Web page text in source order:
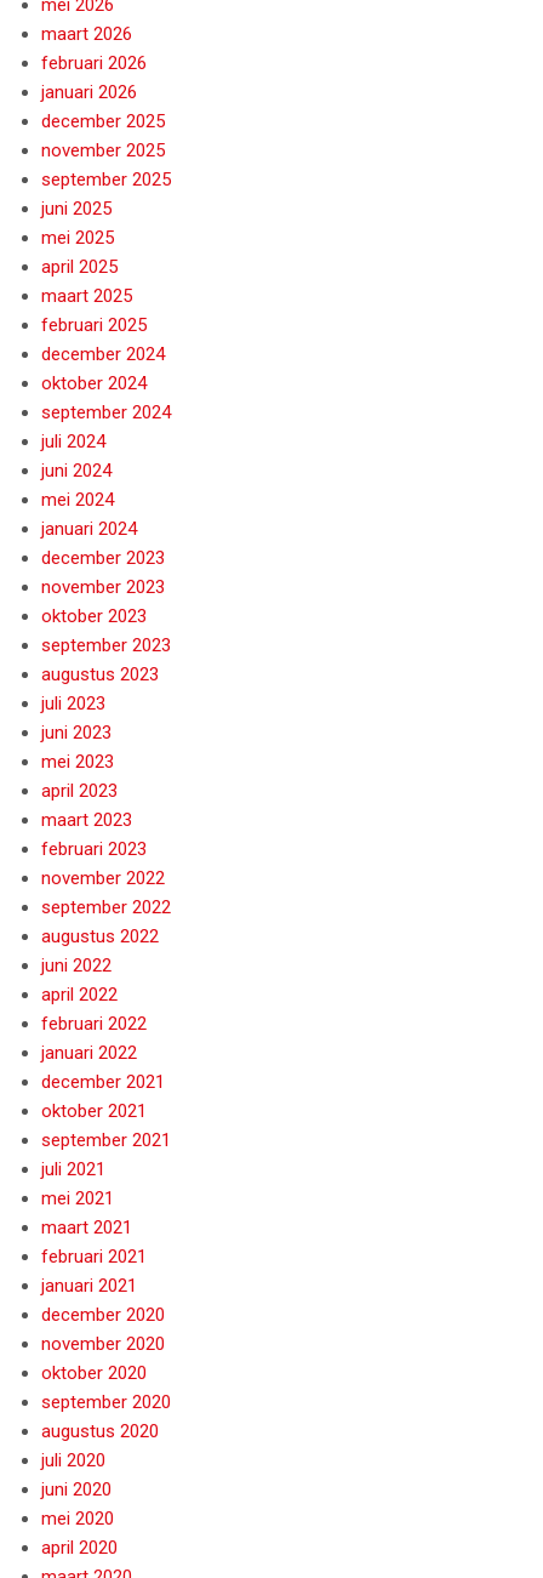
mei 2026
maart 2026
februari 2026
januari 2026
december 2025
november 2025
september 2025
juni 2025
mei 2025
april 2025
maart 2025
februari 2025
december 2024
oktober 2024
september 2024
juli 2024
juni 2024
mei 2024
januari 2024
december 2023
november 2023
oktober 2023
september 2023
augustus 2023
juli 2023
juni 2023
mei 2023
april 2023
maart 2023
februari 2023
november 2022
september 2022
augustus 2022
juni 2022
april 2022
februari 2022
januari 2022
december 2021
oktober 2021
september 2021
juli 2021
mei 2021
maart 2021
februari 2021
januari 2021
december 2020
november 2020
oktober 2020
september 2020
augustus 2020
juli 2020
juni 2020
mei 2020
april 2020